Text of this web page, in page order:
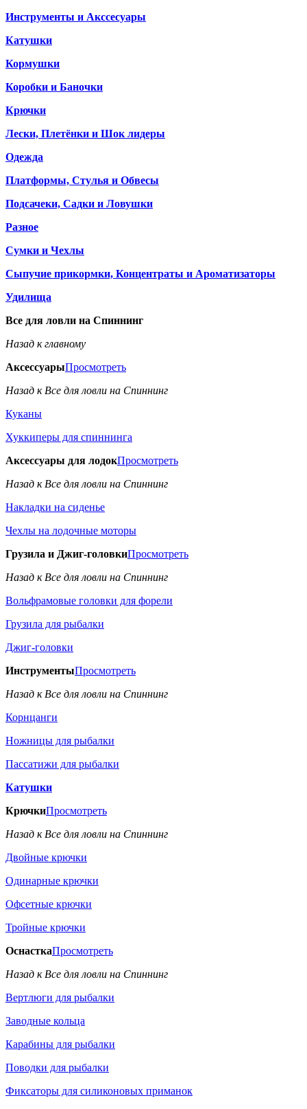
Инструменты и Акссесуары
Катушки
Кормушки
Коробки и Баночки
Крючки
Лески, Плетёнки и Шок лидеры
Одежда
Платформы, Стулья и Обвесы
Подсачеки, Садки и Ловушки
Разное
Сумки и Чехлы
Сыпучие прикормки, Концентраты и Ароматизаторы
Удилища
Все для ловли на Спиннинг
Назад к главному
АксессуарыПросмотреть
Назад к Все для ловли на Спиннинг
Куканы
Хуккиперы для спиннинга
Аксессуары для лодокПросмотреть
Назад к Все для ловли на Спиннинг
Накладки на сиденье
Чехлы на лодочные моторы
Грузила и Джиг-головкиПросмотреть
Назад к Все для ловли на Спиннинг
Вольфрамовые головки для форели
Грузила для рыбалки
Джиг-головки
ИнструментыПросмотреть
Назад к Все для ловли на Спиннинг
Корнцанги
Ножницы для рыбалки
Пассатижи для рыбалки
Катушки
КрючкиПросмотреть
Назад к Все для ловли на Спиннинг
Двойные крючки
Одинарные крючки
Офсетные крючки
Тройные крючки
ОснасткаПросмотреть
Назад к Все для ловли на Спиннинг
Вертлюги для рыбалки
Заводные кольца
Карабины для рыбалки
Поводки для рыбалки
Фиксаторы для силиконовых приманок